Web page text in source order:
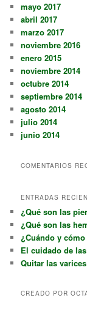
mayo 2017
abril 2017
marzo 2017
noviembre 2016
enero 2015
noviembre 2014
octubre 2014
septiembre 2014
agosto 2014
julio 2014
junio 2014
COMENTARIOS
ENTRADAS
¿Qué son las
¿Qué son las
¿Cuándo y
El cuidado de
Quitar las
CREADO POR